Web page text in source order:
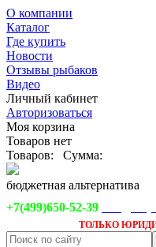
О компании
Каталог
Где купить
Новости
Отзывы рыбаков
Видео
Личный кабинет
Авторизоваться
Моя корзина
Товаров нет
Товаров:
Сумма:
бюджетная альтернатива
+7(499)650-52-39
ТОЛЬКО